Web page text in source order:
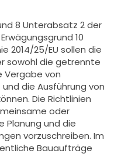
8 Unterabsatz 2 der
10
2014/25/EU sollen die
sowohl die getrennte
Vergabe von
die Ausführung von
Die Richtlinien
meinsame oder
Planung und die
vorzuschreiben. Im
Bauaufträge